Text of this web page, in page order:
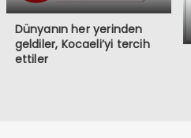
Dünyanın her yerinden
geldiler, Kocaeli’yi tercih
ettiler